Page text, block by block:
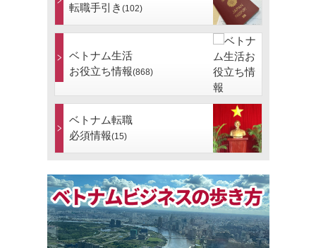
転職手引き (102)
ベトナム生活
お役立ち情報(868)
ベトナム転職
必須情報(15)